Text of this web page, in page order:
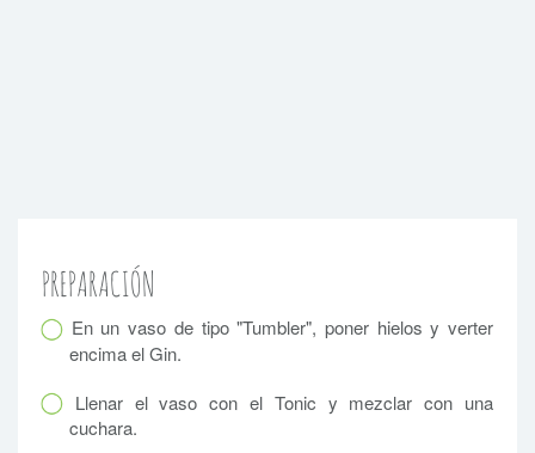
PREPARACIÓN
En un vaso de tipo "Tumbler", poner hielos y verter
encima el Gin.
Llenar el vaso con el Tonic y mezclar con una
cuchara.